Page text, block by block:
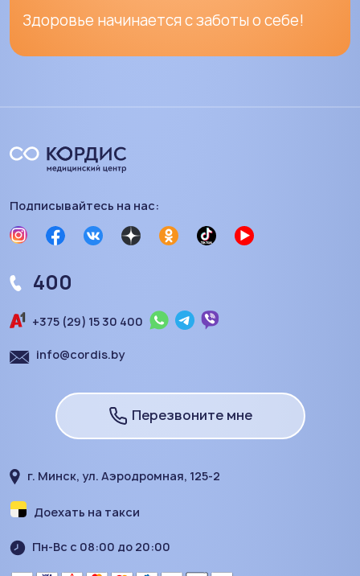
Здоровье начинается с заботы о себе!
Подписывайтесь на нас:
г. Минск, ул. Аэродромная, 125-2
Доехать на такси
Пн-Вс с 08:00 до 20:00
400
+375 (29) 15 30 400
info@cordis.by
Перезвоните мне